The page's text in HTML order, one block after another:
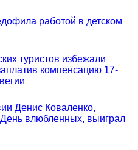
работой в детском
туристов избежали
компенсацию 17-
Денис Коваленко,
влюбленных, выиграл